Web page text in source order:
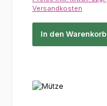
Versandkosten
In den Warenkorb